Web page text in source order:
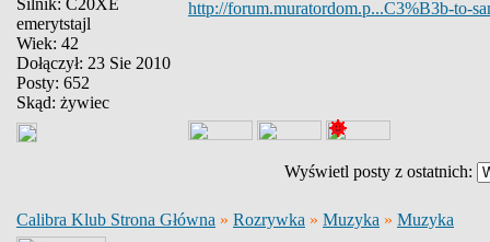
Silnik: C20XE
emerytstajl
Wiek: 42
Dołączył: 23 Sie 2010
Posty: 652
Skąd: żywiec
http://forum.muratordom.p...C3%B3b-to-
Wyświetl posty z ostatnich:
Calibra Klub Strona Główna » Rozrywka » Muzyka » Muzyka